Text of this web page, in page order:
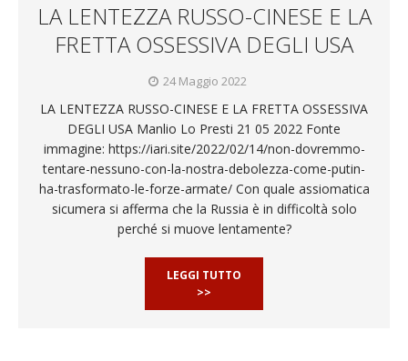
LA LENTEZZA RUSSO-CINESE E LA
FRETTA OSSESSIVA DEGLI USA
24 Maggio 2022
LA LENTEZZA RUSSO-CINESE E LA FRETTA OSSESSIVA
DEGLI USA Manlio Lo Presti 21 05 2022 Fonte
immagine: https://iari.site/2022/02/14/non-dovremmo-
tentare-nessuno-con-la-nostra-debolezza-come-putin-
ha-trasformato-le-forze-armate/ Con quale assiomatica
sicumera si afferma che la Russia è in difficoltà solo
perché si muove lentamente?
LEGGI TUTTO
>>